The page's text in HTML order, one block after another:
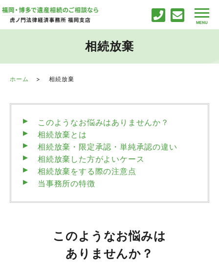
相続放棄
ホーム 相続放棄
このようなお悩みはありませんか？
相続放棄とは
相続放棄・限定承認・単純承認の違い
相続放棄した方がよいケース
相続放棄をする際の注意点
当事務所の特徴
このようなお悩みは
ありませんか？